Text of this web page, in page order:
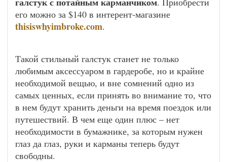
его можно за $140 в интерент-магазине
thisiswhyimbroke.com.
Такой стильный галстук станет не только
любимым аксессуаром в гардеробе, но и крайне
необходимой вещью, и вне сомнений одно из
самых ценных, если принять во внимание то, что
в нем будут хранить деньги на время поездок или
путешествий. В чем еще один плюс – нет
необходимости в бумажнике, за которым нужен
глаз да глаз, руки и карманы теперь будут
свободны.